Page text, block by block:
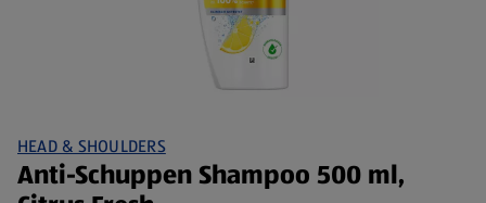
HEAD & SHOULDERS
Anti-Schuppen Shampoo 500 ml,